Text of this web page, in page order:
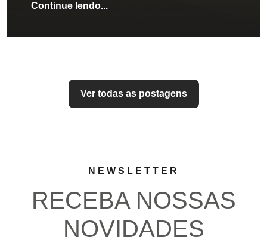
Continue lendo...
Ver todas as postagens
NEWSLETTER
RECEBA NOSSAS
NOVIDADES